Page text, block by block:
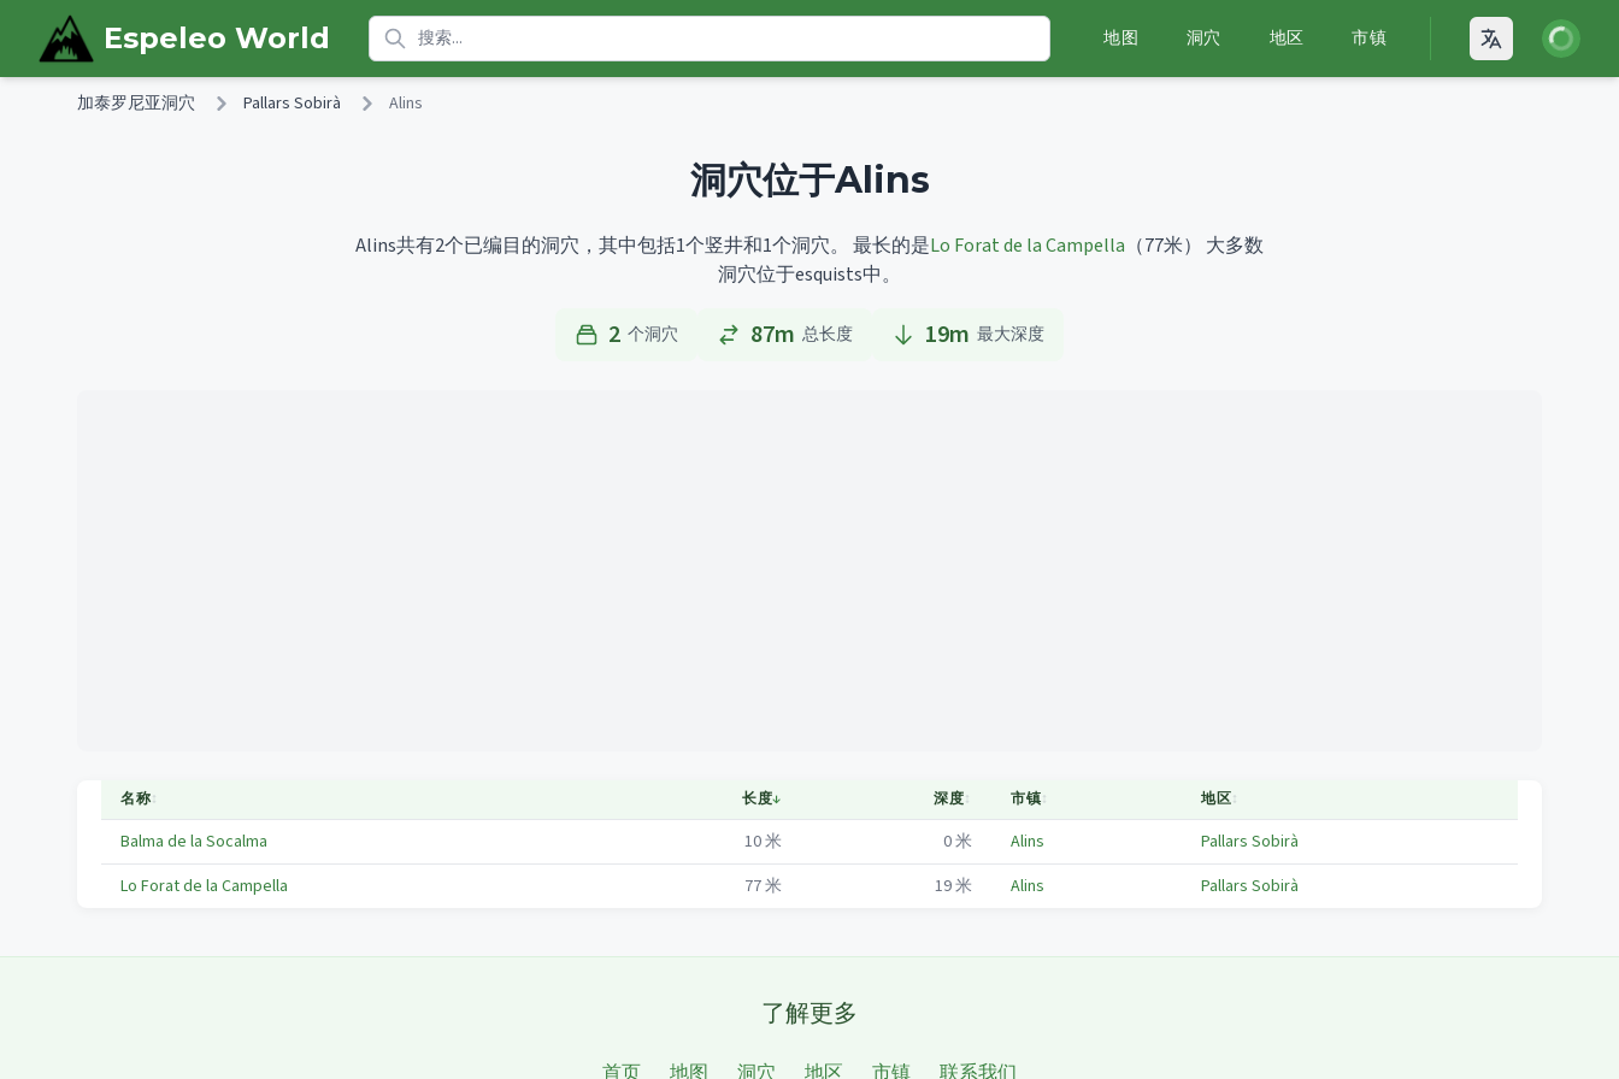
Skip to main content
Espeleo World 地图 洞穴 地区 市镇 Open
登录
加泰罗尼亚洞穴 Pallars Sobirà Alins
洞穴位于Alins
Alins共有2个已编目的洞穴，其中包括1个竖井和1个洞穴。 最长的是Lo Forat de la Campella （77米）
大多数
洞穴位于esquists中。
2 个洞穴 87m 总长度 19m 最大深度
名称↕ 长度↓ 深度↕ 市镇↕ 地区↕
Balma de la Socalma 10米 0米 Alins
Pallars Sobirà
Lo Forat de la Campella
77米 19米 Alins Pallars Sobirà
了解更多
首页 地图 洞穴 地区 市镇 联系我们